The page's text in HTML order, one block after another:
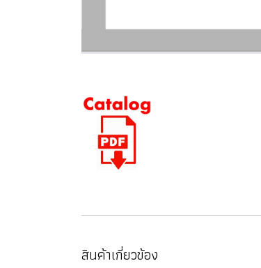
สินค้าเกี่ยวข้อง